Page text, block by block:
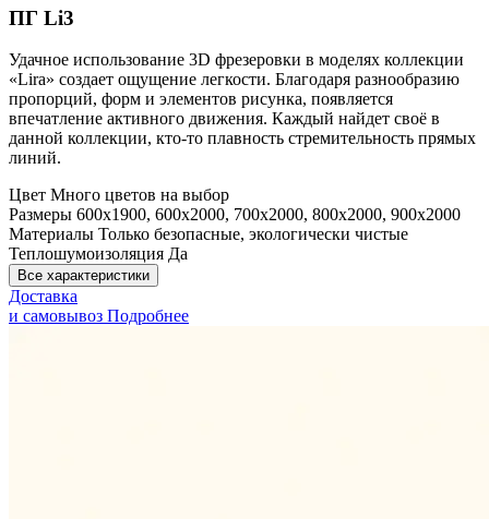
ПГ Li3
Удачное использование 3D фрезеровки в моделях коллекции
«Lira» создает ощущение легкости. Благодаря разнообразию
пропорций, форм и элементов рисунка, появляется
впечатление активного движения. Каждый найдет своё в
данной коллекции, кто-то плавность стремительность прямых
линий.
Цвет Много цветов на выбор
Размеры 600x1900, 600x2000, 700x2000, 800x2000, 900x2000
Материалы Только безопасные, экологически чистые
Теплошумоизоляция Да
Все характеристики
Доставка
и самовывоз Подробнее